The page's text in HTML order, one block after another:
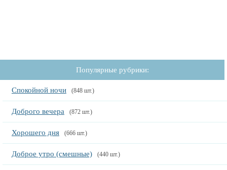
Популярные рубрики:
Спокойной ночи (848 шт.)
Доброго вечера (872 шт.)
Хорошего дня (666 шт.)
Доброе утро (смешные) (440 шт.)